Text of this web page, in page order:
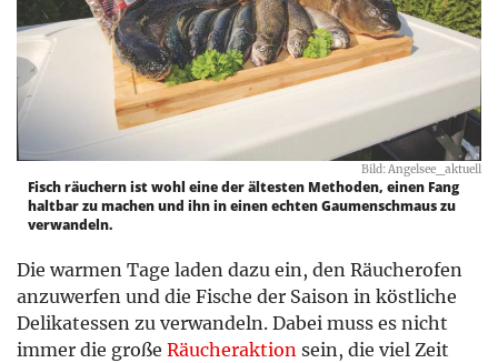
Bild: Angelsee_aktuell
Fisch räuchern ist wohl eine der ältesten Methoden, einen Fang
haltbar zu machen und ihn in einen echten Gaumenschmaus zu
verwandeln.
Die warmen Tage laden dazu ein, den Räucherofen
anzuwerfen und die Fische der Saison in köstliche
Delikatessen zu verwandeln. Dabei muss es nicht
immer die große Räucheraktion sein, die viel Zeit